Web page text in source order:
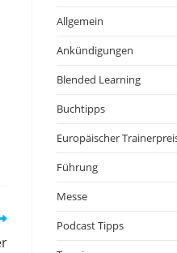
Allgemein
Ankündigungen
Blended Learning
Buchtipps
Europäischer
Führung
Messe
Podcast Tipps